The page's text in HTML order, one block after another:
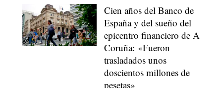
Cien años del Banco de
España y del sueño del
epicentro financiero de A
Coruña: «Fueron
trasladados unos
doscientos millones de
pesetas»